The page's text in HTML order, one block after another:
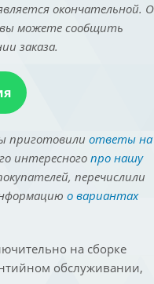
окончательной. О
вы можете сообщить
заказа.
приготовили ответы на
интересного про нашу
перечислили
о вариантах
на сборке
обслуживании,